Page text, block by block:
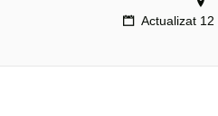
Actualizat